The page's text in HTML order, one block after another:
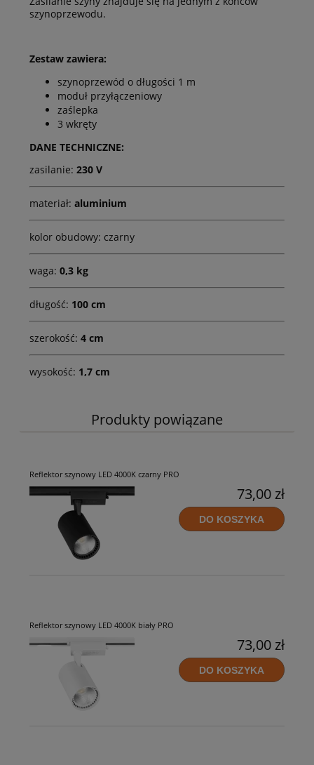
szynoprzewodu.
Zestaw zawiera:
szynoprzewód o długości 1 m
moduł przyłączeniowy
zaślepka
3 wkręty
DANE TECHNICZNE:
zasilanie: 230 V
materiał: aluminium
kolor obudowy: czarny
waga: 0,3 kg
długość: 100 cm
szerokość: 4 cm
wysokość: 1,7 cm
Produkty powiązane
Reflektor szynowy LED 4000K czarny PRO
73,00 zł
DO KOSZYKA
Reflektor szynowy LED 4000K biały PRO
73,00 zł
DO KOSZYKA